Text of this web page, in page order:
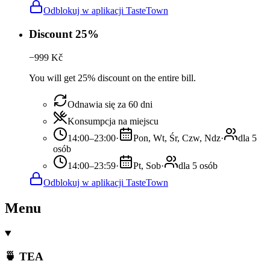
Odblokuj w aplikacji TasteTown
Discount 25%
−999 Kč
You will get 25% discount on the entire bill.
Odnawia się za 60 dni
Konsumpcja na miejscu
14:00–23:00· Pon, Wt, Śr, Czw, Ndz·
dla 5
osób
14:00–23:59· Pt, Sob·
dla 5 osób
Odblokuj w aplikacji TasteTown
Menu
🍵 TEA